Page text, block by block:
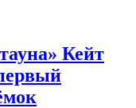
Кейт